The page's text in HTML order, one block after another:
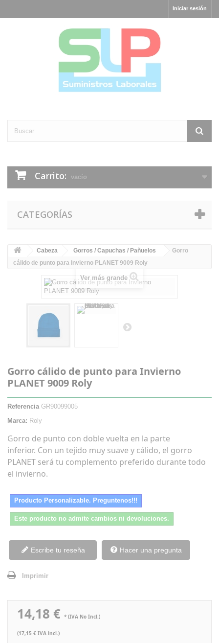
Iniciar sesión
Carrito: vacío
CATEGORÍAS
Cabeza Gorros / Capuchas / Pañuelos
Gorro
cálido de punto para Invierno PLANET 9009 Roly
Ver más grande
Gorro cálido de punto para Invierno
PLANET 9009 Roly
Referencia GR90099005
Marca: Roly
Gorro de punto con doble vuelta en la parte
inferior. Con un tejido muy suave y cálido, el gorro
PLANET será tu complemento preferido durante todo
el invierno.
Producto Personalizable. Preguntenos!!!
Este producto no admite cambios ni devoluciones.
Escribe tu reseña Hacer una pregunta
Imprimir
14,18 € * (IVA No Incl.)
(17,15 € IVA incl.)